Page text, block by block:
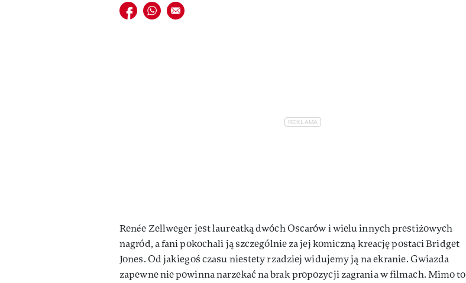
Udostępnij na facebook
Udostępnij na whatsapp
E-mail do przyjaciela
Renée Zellweger jest laureatką dwóch Oscarów i wielu innych prestiżowych
nagród, a fani pokochali ją szczególnie za jej komiczną kreację postaci Bridget
Jones. Od jakiegoś czasu niestety rzadziej widujemy ją na ekranie. Gwiazda
zapewne nie powinna narzekać na brak propozycji zagrania w filmach. Mimo to